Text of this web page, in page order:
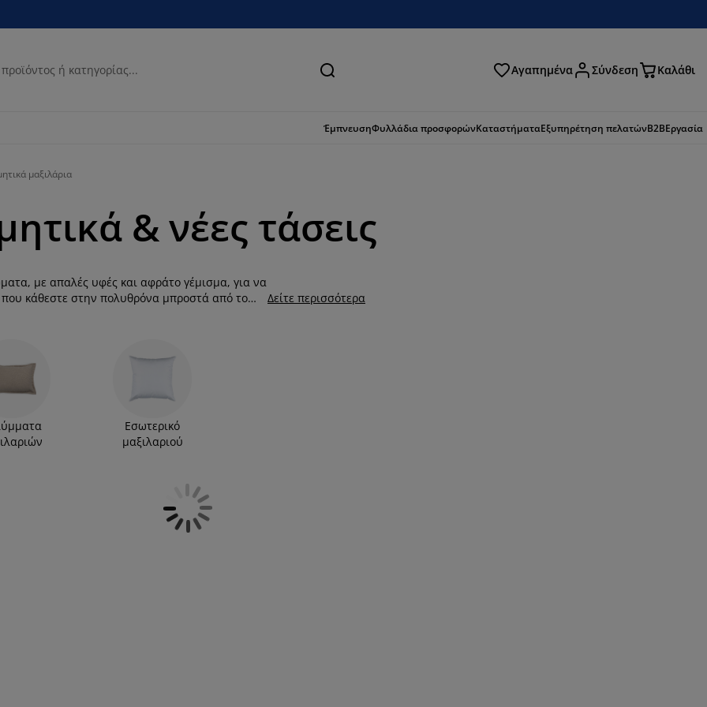
Αναζήτηση Αγαπημένα Σύνδεση Καλάθι
ΈμπνευσηΦυλλάδια προσφορώνΚαταστήματαΕξυπηρέτηση πελατώνB2BΕργασία
μαξιλάρια
& νέες τάσεις
με απαλές υφές και αφράτο γέμισμα, για να
κάθεστε στην πολυθρόνα μπροστά από το
στη JYSK όλες τις νέες τάσεις για το σπίτι,
Δείτε περισσότερα
Εσωτερικό
μαξιλαριού